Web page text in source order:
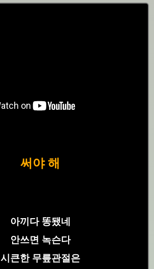
써야 해
아끼다 똥됐네
안쓰면 녹슨다
시큰한 무릎관절은